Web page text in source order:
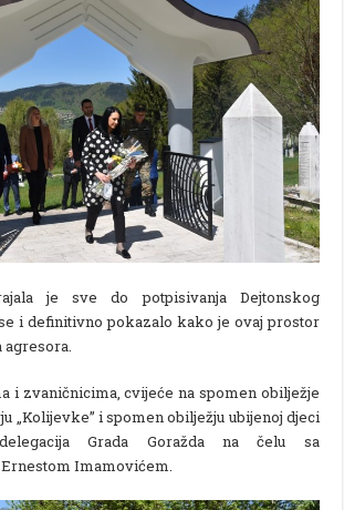
je sve do potpisivanja Dejtonskog
i definitivno pokazalo kako je ovaj prostor
i zvaničnicima, cvijeće na spomen obilježje
„Kolijevke” i spomen obilježju ubijenoj djeci
Grada Goražda na čelu sa
Imamovićem.